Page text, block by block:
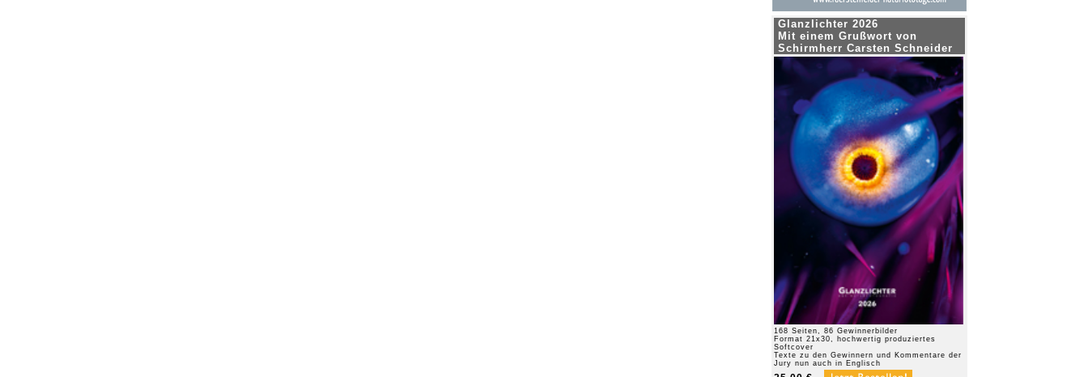
Glanzlichter 2026
Mit einem Grußwort von
Schirmherr Carsten Schneider
168 Seiten, 86 Gewinnerbilder
Format 21x30, hochwertig produziertes
Softcover
Texte zu den Gewinnern und Kommentare der
Jury nun auch in Englisch